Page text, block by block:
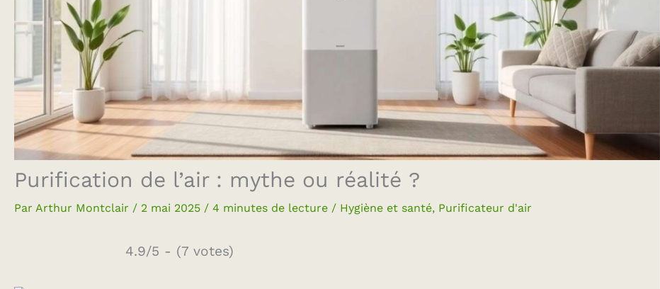
Purification de l’air : mythe ou réalité ?
Par Arthur Montclair / 2 mai 2025 / 4 minutes de lecture / Hygiène et santé, Purificateur d'air
4.9/5 - (7 votes)